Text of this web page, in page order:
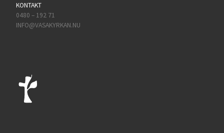
KONTAKT
0480 – 192 71
INFO@VASAKYRKAN.NU